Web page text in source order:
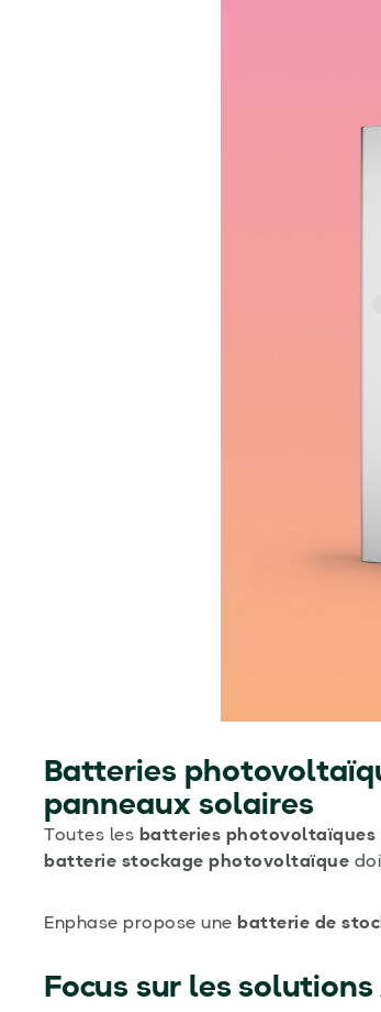
Batteries
panneaux solaires
Toutes les batteries photovoltaïques
batterie stockage photovoltaïque
Enphase propose une batterie de
Focus sur les solutions